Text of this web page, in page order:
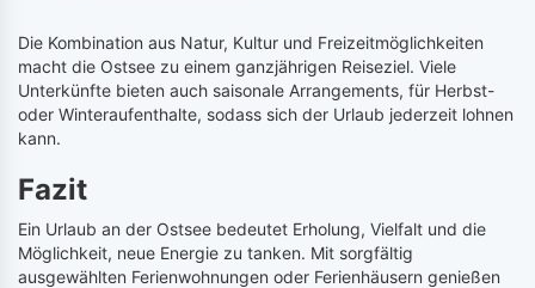
Die Kombination aus Natur, Kultur und Freizeitmöglichkeiten
macht die Ostsee zu einem ganzjährigen Reiseziel. Viele
Unterkünfte bieten auch saisonale Arrangements, für Herbst-
oder Winteraufenthalte, sodass sich der Urlaub jederzeit lohnen
kann.
Fazit
Ein Urlaub an der Ostsee bedeutet Erholung, Vielfalt und die
Möglichkeit, neue Energie zu tanken. Mit sorgfältig
ausgewählten Ferienwohnungen oder Ferienhäusern genießen